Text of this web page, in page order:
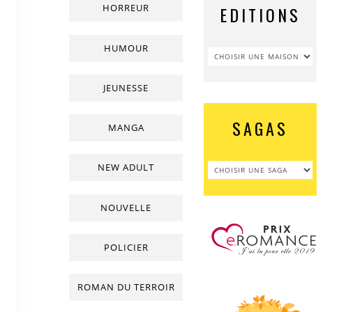
HORREUR
HUMOUR
JEUNESSE
MANGA
NEW ADULT
NOUVELLE
POLICIER
ROMAN DU TERROIR
EDITIONS
SAGAS